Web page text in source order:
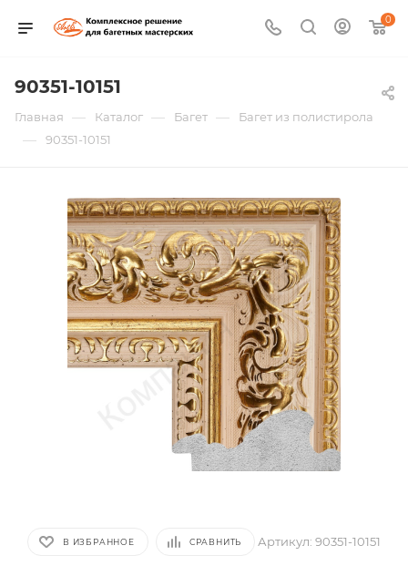
0
90351-10151
Главная — Каталог — Багет — Багет из полистирола
— 90351-10151
В ИЗБРАННОЕ СРАВНИТЬ Артикул: 90351-10151